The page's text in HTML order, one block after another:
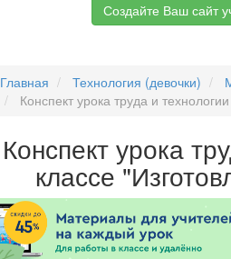
Создайте Ваш сайт
Главная Технология (девочки)
Конспект урока труда и
Конспект урока
классе